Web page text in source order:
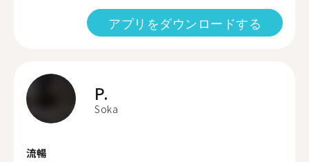
アプリをダウンロードする
P.
Soka
流暢